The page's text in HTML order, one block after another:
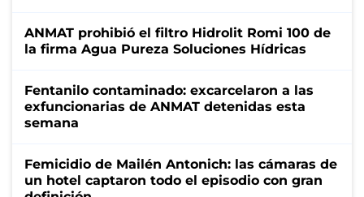
ANMAT prohibió el filtro Hidrolit Romi 100 de
la firma Agua Pureza Soluciones Hídricas
Fentanilo contaminado: excarcelaron a las
exfuncionarias de ANMAT detenidas esta
semana
Femicidio de Mailén Antonich: las cámaras de
un hotel captaron todo el episodio con gran